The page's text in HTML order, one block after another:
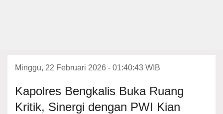
Minggu, 22 Februari 2026 - 01:40:43 WIB
Kapolres Bengkalis Buka Ruang
Kritik, Sinergi dengan PWI Kian